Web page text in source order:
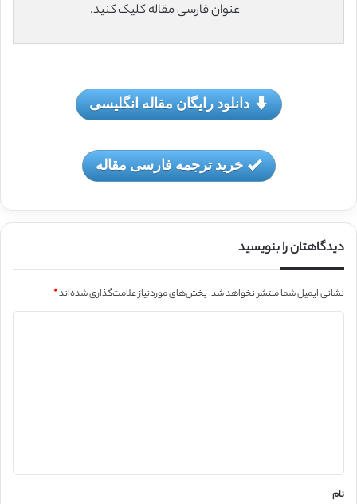
عنوان فارسی مقاله کلیک کنید.
دانلود رایگان مقاله انگلیسی
خرید ترجمه فارسی مقاله
دیدگاهتان را بنویسید
نشانی ایمیل شما منتشر نخواهد شد.بخش‌های موردنیاز علامت‌گذاری شده‌اند*
نام